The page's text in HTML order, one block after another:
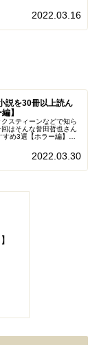
2022.03.16
説を30冊以上読ん
】
スティーンなどで知ら
はそんな誉田哲也さん
め3選【ホラー編】で
2022.03.30